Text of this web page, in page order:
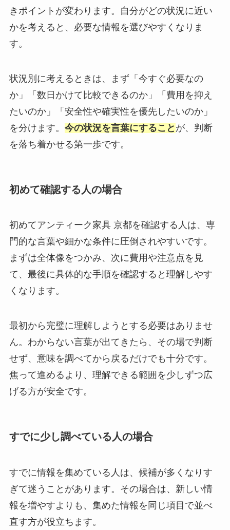
きポイントが変わります。自分がどの状況に近い
かを考えると、必要な情報を選びやすくなりま
す。
状況別に考えるときは、まず「今すぐ必要なの
か」「数日かけて比較できるのか」「費用を抑え
たいのか」「安全性や確実性を優先したいのか」
を分けます。 今の状況を言葉にすること が、判断
を落ち着かせる第一歩です。
初めて確認する人の場合
初めてアンティーク家具 京都を確認する人は、専
門的な言葉や細かな条件に圧倒されやすいです。
まずは全体像をつかみ、次に費用や注意点を見
て、最後に具体的な手順を確認すると理解しやす
くなります。
最初から完璧に理解しようとする必要はありませ
ん。わからない言葉が出てきたら、その場で判断
せず、意味を調べてから戻るだけでも十分です。
焦って進めるより、理解できる範囲を少しずつ広
げる方が安全です。
すでに少し調べている人の場合
すでに情報を集めている人は、候補が多くなりす
ぎて迷うことがあります。その場合は、新しい情
報を増やすよりも、集めた情報を同じ項目で並べ
直す方が役立ちます。